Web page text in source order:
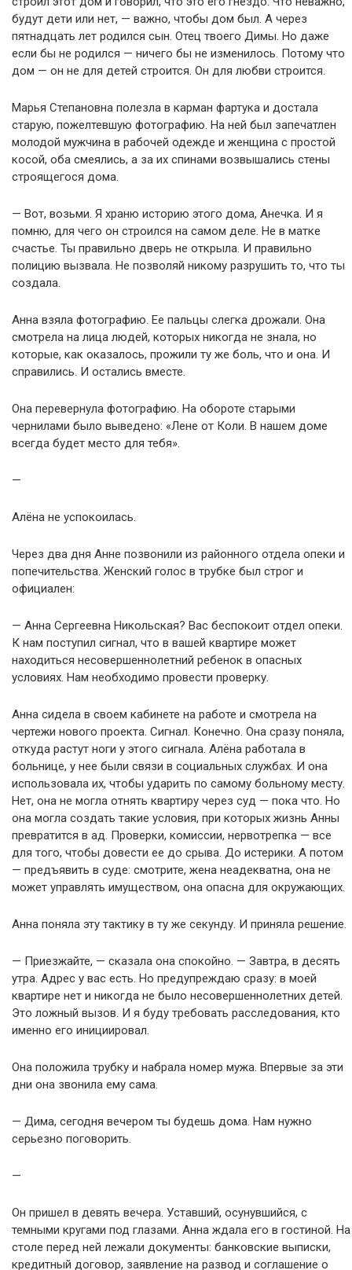
будут дети или нет, — важно, чтобы дом был. А через
пятнадцать лет родился сын. Отец твоего Димы. Но даже
если бы не родился — ничего бы не изменилось. Потому что
дом — он не для детей строится. Он для любви строится.
Марья Степановна полезла в карман фартука и достала
старую, пожелтевшую фотографию. На ней был запечатлен
молодой мужчина в рабочей одежде и женщина с простой
косой, оба смеялись, а за их спинами возвышались стены
строящегося дома.
— Вот, возьми. Я храню историю этого дома, Анечка. И я
помню, для чего он строился на самом деле. Не в матке
счастье. Ты правильно дверь не открыла. И правильно
полицию вызвала. Не позволяй никому разрушить то, что ты
создала.
Анна взяла фотографию. Ее пальцы слегка дрожали. Она
смотрела на лица людей, которых никогда не знала, но
которые, как оказалось, прожили ту же боль, что и она. И
справились. И остались вместе.
Она перевернула фотографию. На обороте старыми
чернилами было выведено: «Лене от Коли. В нашем доме
всегда будет место для тебя».
—
Алёна не успокоилась.
Через два дня Анне позвонили из районного отдела опеки и
попечительства. Женский голос в трубке был строг и
официален:
— Анна Сергеевна Никольская? Вас беспокоит отдел опеки.
К нам поступил сигнал, что в вашей квартире может
находиться несовершеннолетний ребенок в опасных
условиях. Нам необходимо провести проверку.
Анна сидела в своем кабинете на работе и смотрела на
чертежи нового проекта. Сигнал. Конечно. Она сразу поняла,
откуда растут ноги у этого сигнала. Алёна работала в
больнице, у нее были связи в социальных службах. И она
использовала их, чтобы ударить по самому больному месту.
Нет, она не могла отнять квартиру через суд — пока что. Но
она могла создать такие условия, при которых жизнь Анны
превратится в ад. Проверки, комиссии, нервотрепка — все
для того, чтобы довести ее до срыва. До истерики. А потом
— предъявить в суде: смотрите, жена неадекватна, она не
может управлять имуществом, она опасна для окружающих.
Анна поняла эту тактику в ту же секунду. И приняла решение.
— Приезжайте, — сказала она спокойно. — Завтра, в десять
утра. Адрес у вас есть. Но предупреждаю сразу: в моей
квартире нет и никогда не было несовершеннолетних детей.
Это ложный вызов. И я буду требовать расследования, кто
именно его инициировал.
Она положила трубку и набрала номер мужа. Впервые за эти
дни она звонила ему сама.
— Дима, сегодня вечером ты будешь дома. Нам нужно
серьезно поговорить.
—
Он пришел в девять вечера. Уставший, осунувшийся, с
темными кругами под глазами. Анна ждала его в гостиной. На
столе перед ней лежали документы: банковские выписки,
кредитный договор, заявление на развод и соглашение о